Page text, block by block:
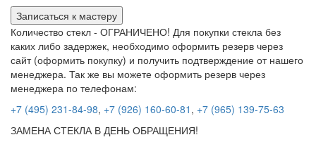
Записаться к мастеру
Количество стекл - ОГРАНИЧЕНО! Для покупки стекла без
каких либо задержек, необходимо оформить резерв через
сайт (оформить покупку) и получить подтверждение от нашего
менеджера. Так же вы можете оформить резерв через
менеджера по телефонам:
+7 (495) 231-84-98, +7 (926) 160-60-81 , +7 (965) 139-75-63
ЗАМЕНА СТЕКЛА В ДЕНЬ ОБРАЩЕНИЯ!